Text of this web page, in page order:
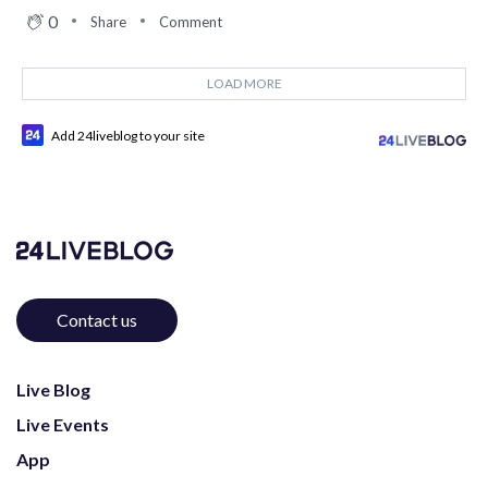
0 Share Comment
LOAD MORE
Add 24liveblog to your site
Contact us
Live Blog
Live Events
App